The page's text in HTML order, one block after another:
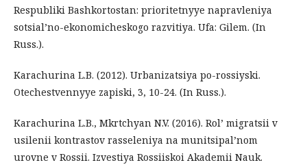
Respubliki Bashkortostan: prioritetnyye napravleniya
sotsial’no-ekonomicheskogo razvitiya. Ufa: Gilem. (In
Russ.).
Karachurina L.B. (2012). Urbanizatsiya po-rossiyski.
Otechestvennyye zapiski, 3, 10-24. (In Russ.).
Karachurina L.B., Mkrtchyan N.V. (2016). Rol’ migratsii v
usilenii kontrastov rasseleniya na munitsipal’nom
urovne v Rossii. Izvestiya Rossiiskoi Akademii Nauk.